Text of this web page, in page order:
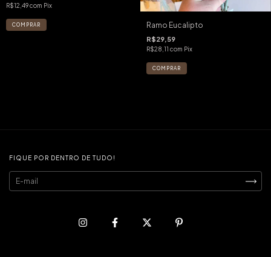
R$12,49com Pix
Ramo Eucalipto
R$29,59
R$28,11 com Pix
FIQUE POR DENTRO DE TUDO!